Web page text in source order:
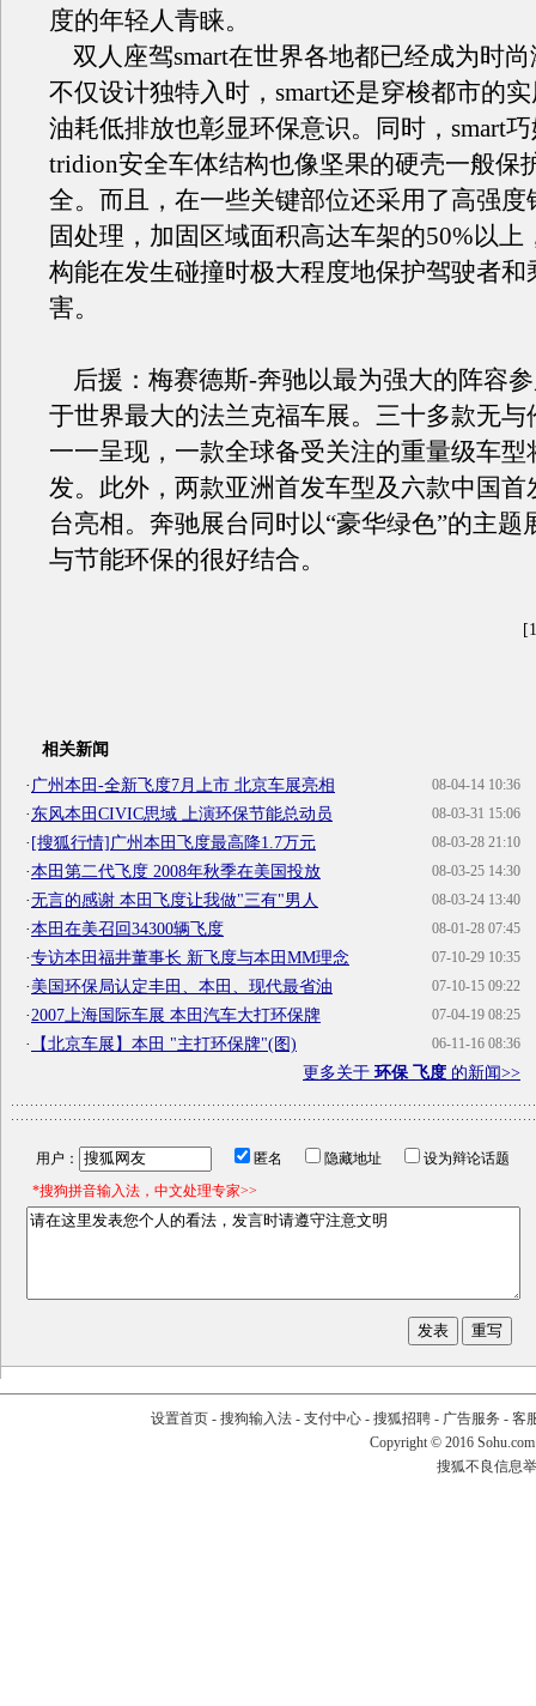
度的年轻人青睐。
双人座驾smart在世界各地都已经成为时
不仅设计独特入时，smart还是穿梭都市的
油耗低排放也彰显环保意识。同时，smart
tridion安全车体结构也像坚果的硬壳一般保
全。而且，在一些关键部位还采用了高强度
固处理，加固区域面积高达车架的50%以上
构能在发生碰撞时极大程度地保护驾驶者和
害。
后援：梅赛德斯-奔驰以最为强大的阵容
于世界最大的法兰克福车展。三十多款无与
一一呈现，一款全球备受关注的重量级车型
发。此外，两款亚洲首发车型及六款中国首
台亮相。奔驰展台同时以“豪华绿色”的主题
与节能环保的很好结合。
相关新闻
08-04-14 10:36
· 广州本田-全新飞度7月上市 北京车展亮相
08-03-31 15:06
·东风本田CIVIC思域 上演环保节能总动员
08-03-28 21:10
·[搜狐行情]广州本田飞度最高降1.7万元
08-03-25 14:30
·本田第二代飞度 2008年秋季在美国投放
08-03-24 13:40
·无言的感谢 本田飞度让我做"三有"男人
08-01-28 07:45
·本田在美召回34300辆飞度
07-10-29 10:35
·专访本田福井董事长 新飞度与本田MM理念
07-10-15 09:22
·美国环保局认定丰田、本田、现代最省油
07-04-19 08:25
·2007上海国际车展 本田汽车大打环保牌
06-11-16 08:36
·
【北京车展】本田 "主打环保牌"(图)
更多关于 环保 飞度 的新闻>>
用户： 匿名 隐藏地址
设为辩论话题
*搜狗拼音输入法，中文处理专家>>
设置首页- 搜狗输入法- 支付中心- 搜狐招聘- 广告服务 - 客
Copyright © 2016
搜狐不良信息